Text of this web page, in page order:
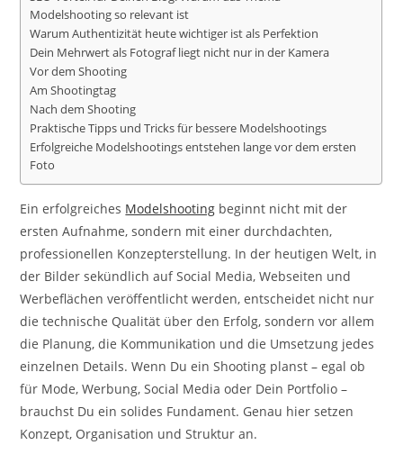
Modelshooting so relevant ist
Warum Authentizität heute wichtiger ist als Perfektion
Dein Mehrwert als Fotograf liegt nicht nur in der Kamera
Vor dem Shooting
Am Shootingtag
Nach dem Shooting
Praktische Tipps und Tricks für bessere Modelshootings
Erfolgreiche Modelshootings entstehen lange vor dem ersten
Foto
Ein erfolgreiches Modelshooting beginnt nicht mit der
ersten Aufnahme, sondern mit einer durchdachten,
professionellen Konzepterstellung. In der heutigen Welt, in
der Bilder sekündlich auf Social Media, Webseiten und
Werbeflächen veröffentlicht werden, entscheidet nicht nur
die technische Qualität über den Erfolg, sondern vor allem
die Planung, die Kommunikation und die Umsetzung jedes
einzelnen Details. Wenn Du ein Shooting planst – egal ob
für Mode, Werbung, Social Media oder Dein Portfolio –
brauchst Du ein solides Fundament. Genau hier setzen
Konzept, Organisation und Struktur an.